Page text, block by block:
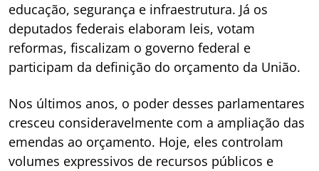
educação, segurança e infraestrutura. Já os
deputados federais elaboram leis, votam
reformas, fiscalizam o governo federal e
participam da definição do orçamento da União.
Nos últimos anos, o poder desses parlamentares
cresceu consideravelmente com a ampliação das
emendas ao orçamento. Hoje, eles controlam
volumes expressivos de recursos públicos e